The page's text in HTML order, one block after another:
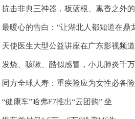
抗击非典三神器，板蓝根、熏香之外
最暖心的告白：“让湖北人都知道在鼎
天使医生大型公益讲座在广东影视频
发烧、咳嗽、酷似感冒，小儿肺炎千万
同方全球人寿：重疾险应为女性必备
“健康车”哈弗F7推出“云团购” 坐